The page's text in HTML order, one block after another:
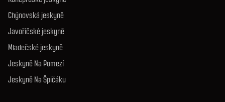
Chýnovská jeskyně
Javoříčské jeskyně
Mladečské jeskyně
Jeskyně Na Pomezí
Jeskyně Na Špičáku